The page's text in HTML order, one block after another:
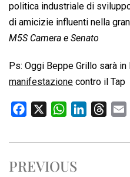
politica industriale di
di amicizie influenti nella
M5S Camera e Senato
Ps: Oggi Beppe Grillo sarà
manifestazione contro il Tap
c
b
W
a
s
n
r
PREVIOUS